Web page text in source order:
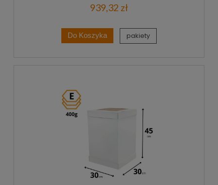
939,32 zł
Do Koszyka pakiety